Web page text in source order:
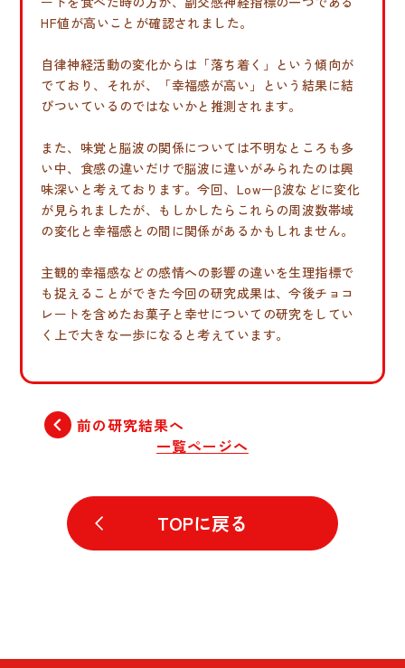
HF値が高いことが確認されました。
自律神経活動の変化からは「落ち着く」という傾向が
でており、それが、「幸福感が高い」という結果に結
びついているのではないかと推測されます。
また、味覚と脳波の関係については不明なところも多
い中、食感の違いだけで脳波に違いがみられたのは興
味深いと考えております。今回、Lowーβ波などに変化
が見られましたが、もしかしたらこれらの周波数帯域
の変化と幸福感との間に関係があるかもしれません。
主観的幸福感などの感情への影響の違いを生理指標で
も捉えることができた今回の研究成果は、今後チョコ
レートを含めたお菓子と幸せについての研究をしてい
く上で大きな一歩になると考えています。
前の研究結果へ
一覧ページへ
TOPに戻る